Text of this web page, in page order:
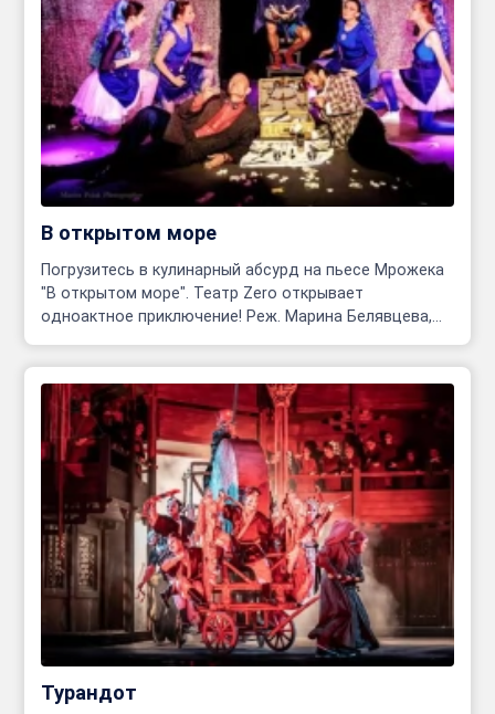
В открытом море
Погрузитесь в кулинарный абсурд на пьесе Мрожека
"В открытом море". Театр Zero открывает
одноактное приключение! Реж. Марина Белявцева,
Турандот